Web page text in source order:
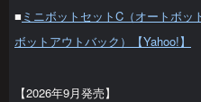
■ ミニボットセットC（オートボッ
ボットアウトバック）【Yahoo!】
【2026年9月発売】